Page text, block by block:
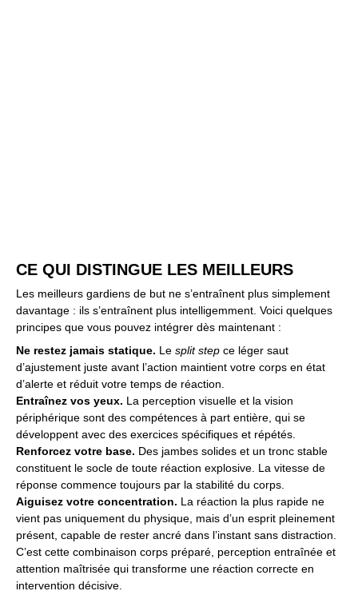
CE QUI DISTINGUE LES MEILLEURS
Les meilleurs gardiens de but ne s’entraînent plus simplement
davantage : ils s’entraînent plus intelligemment. Voici quelques
principes que vous pouvez intégrer dès maintenant :
Ne restez jamais statique. Le split step ce léger saut
d’ajustement juste avant l’action maintient votre corps en état
d’alerte et réduit votre temps de réaction.
Entraînez vos yeux. La perception visuelle et la vision
périphérique sont des compétences à part entière, qui se
développent avec des exercices spécifiques et répétés.
Renforcez votre base. Des jambes solides et un tronc stable
constituent le socle de toute réaction explosive. La vitesse de
réponse commence toujours par la stabilité du corps.
Aiguisez votre concentration. La réaction la plus rapide ne
vient pas uniquement du physique, mais d’un esprit pleinement
présent, capable de rester ancré dans l’instant sans distraction.
C’est cette combinaison corps préparé, perception entraînée et
attention maîtrisée qui transforme une réaction correcte en
intervention décisive.